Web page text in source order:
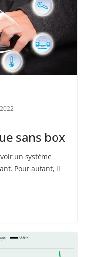
sans box
un système
Pour autant, il